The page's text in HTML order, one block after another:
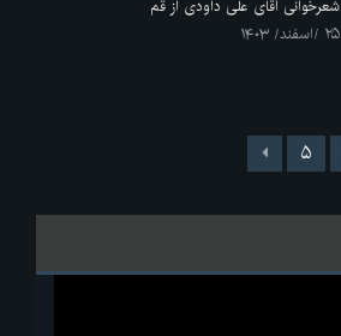
شعرخوانی آقای علی داودی از قم
۲۵ /اسفند/ ۱۴۰۳
۵